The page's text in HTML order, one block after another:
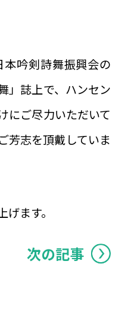
吟剣詩舞振興会の
」誌上で、ハンセン
にご尽力いただいて
芳志を頂戴していま
ます。
次の記事